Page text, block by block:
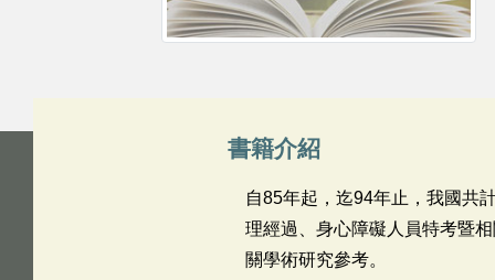
書籍介紹
自85年起，迄94年止，我國共
理經過、身心障礙人員特考暨
關學術研究參考。